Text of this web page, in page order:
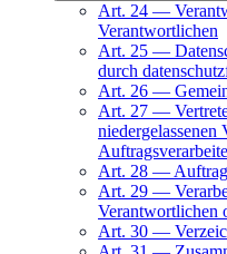
Art. 24 —
Verantwortlichen
Art. 25 —
durch
Art. 26 —
Art. 27 —
niedergelassenen
Art. 28 —
Art. 29 —
Verantwortlichen
Art. 30 —